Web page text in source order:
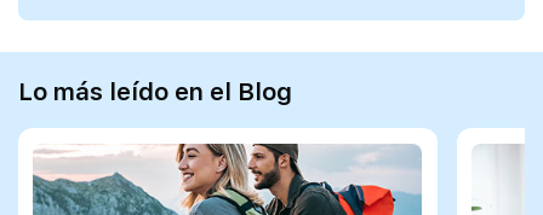
Lo más leído en el Blog